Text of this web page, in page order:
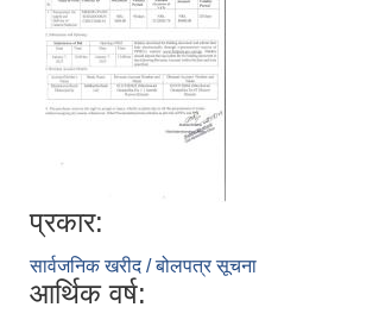
प्रकार:
सार्वजनिक खरीद / बोलपत्र सूचना
आर्थिक वर्ष: